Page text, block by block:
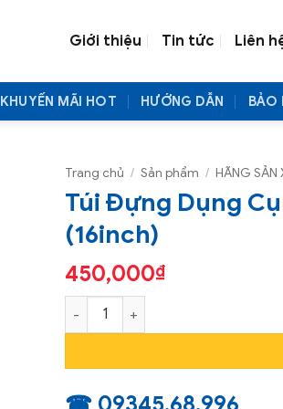
Giới thiệu Tin tức Liên
KHUYẾN MÃI HOT HƯỚNG DẪN BẢO
Trang chủ / Sản phẩm / HÃNG SẢN
Túi Đựng Dụng Cụ
(16inch)
450,000₫
Túi Đựng Dụng Cụ 16 Ngăn